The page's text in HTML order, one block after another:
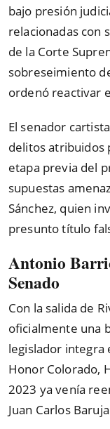
bajo presión
relacionadas con
de la Corte
sobreseimiento
ordenó reactivar
El senador
delitos atribuidos
etapa previa del
supuestas
Sánchez, quien
presunto título
Antonio
Senado
Con la salida de
oficialmente una
legislador
Honor Colorado,
2023 ya venía
Juan Carlos